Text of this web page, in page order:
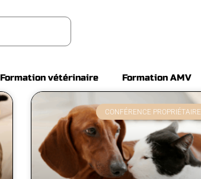
Formation vétérinaire Formation AMV
CONFÉRENCE PROPRIÉTAIRE